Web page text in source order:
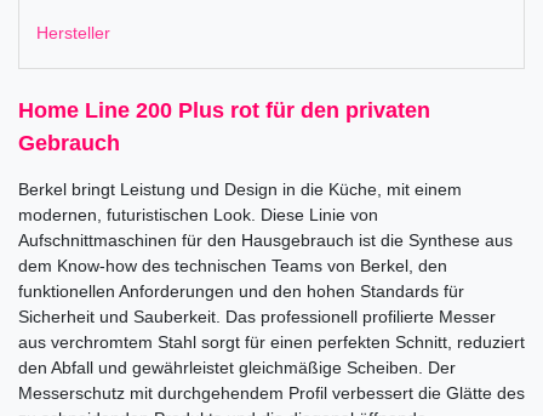
Hersteller
Home Line 200 Plus rot für den privaten
Gebrauch
Berkel bringt Leistung und Design in die Küche, mit einem
modernen, futuristischen Look. Diese Linie von
Aufschnittmaschinen für den Hausgebrauch ist die Synthese aus
dem Know-how des technischen Teams von Berkel, den
funktionellen Anforderungen und den hohen Standards für
Sicherheit und Sauberkeit. Das professionell profilierte Messer
aus verchromtem Stahl sorgt für einen perfekten Schnitt, reduziert
den Abfall und gewährleistet gleichmäßige Scheiben. Der
Messerschutz mit durchgehendem Profil verbessert die Glätte des